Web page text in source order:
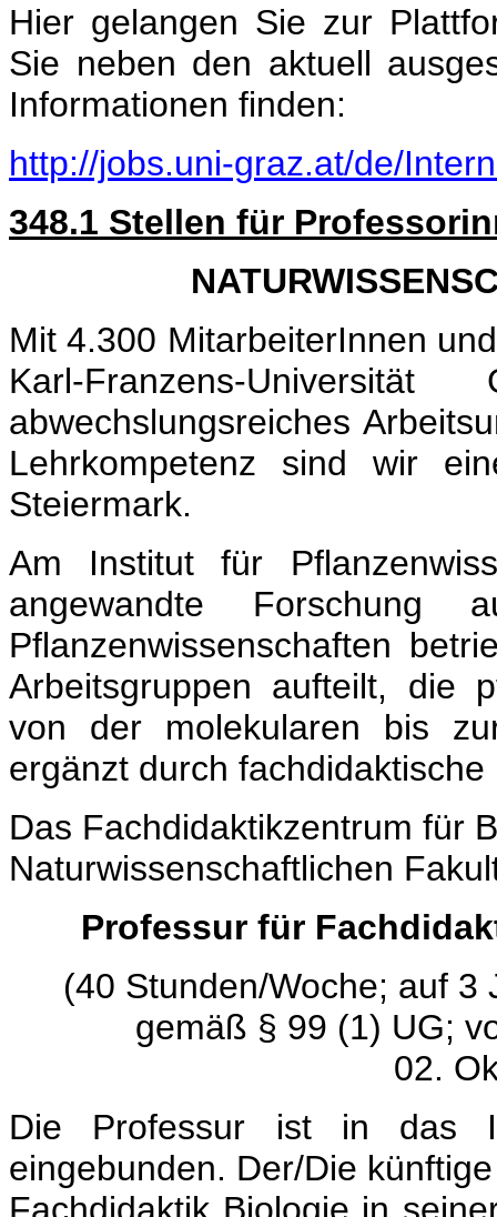
Hier gelangen Sie zur
Sie neben den aktuell
Informationen finden:
http://jobs.uni-graz.at/de/
348.1 Stellen für
Mit 4.300 MitarbeiterInnen
Karl-Franzens-
abwechslungsreiches
Lehrkompetenz sind wir
Steiermark.
Am Institut für
angewandte
Pflanzenwissenschaften
Arbeitsgruppen aufteilt, die
von der molekularen bis
ergänzt durch
Das Fachdidaktikzentrum für
Naturwissenschaftlichen
Professur für
(40 Stunden/Woche; auf 3
gemäß § 99 (1) UG;
02.
Die Professur ist in das
eingebunden. Der/Die